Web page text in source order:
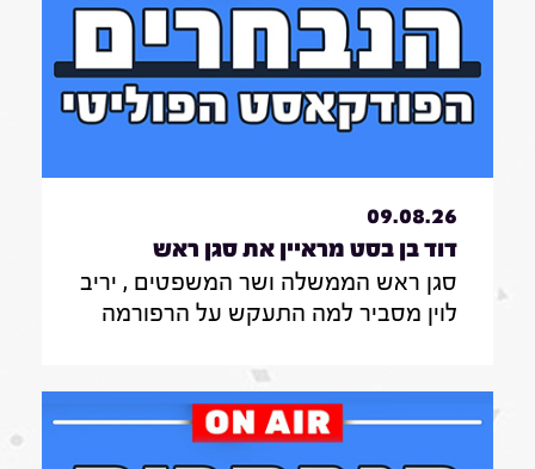
09.08.26
דוד בן בסט מראיין את סגן ראש
הממשלה ושר המשפטים , יריב
לוין|7.8.26
סגן ראש הממשלה ושר המשפטים , יריב
לוין מסביר למה התעקש על הרפורמה
חרדים לצה"ל ואיזו מפלגה לא תהיה
שותפה לממשלה בראשות הליכוד